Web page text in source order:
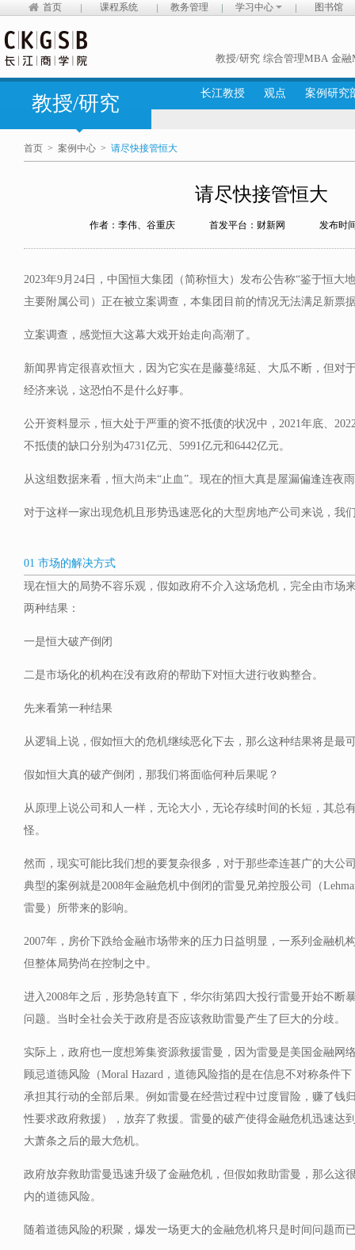
首页 课程系统 教务管理 学习中心 图书馆
教授/研究 综合管理MBA 金融
教授/研究 长江教授 观点 案例研究
首页 > 案例中心 > 请尽快接管恒大
请尽快接管恒大
作者：李伟、谷重庆 首发平台：财新网 发布时
2023年9月24日，中国恒大集团（简称恒大）发布公告称“鉴于恒大
主要附属公司）正在被立案调查，本集团目前的情况无法满足新票
立案调查，感觉恒大这幕大戏开始走向高潮了。
新闻界肯定很喜欢恒大，因为它实在是藤蔓绵延、大瓜不断，但对
经济来说，这恐怕不是什么好事。
公开资料显示，恒大处于严重的资不抵债的状况中，2021年底、
不抵债的缺口分别为4731亿元、5991亿元和6442亿元。
从这组数据来看，恒大尚未“止血”。现在的恒大真是屋漏偏逢连夜
对于这样一家出现危机且形势迅速恶化的大型房地产公司来说，我
01 市场的解决方式
现在恒大的局势不容乐观，假如政府不介入这场危机，完全由市场
两种结果：
一是恒大破产倒闭
二是市场化的机构在没有政府的帮助下对恒大进行收购整合。
先来看第一种结果
从逻辑上说，假如恒大的危机继续恶化下去，那么这种结果将是最
假如恒大真的破产倒闭，那我们将面临何种后果呢？
从原理上说公司和人一样，无论大小，无论存续时间的长短，其总
怪。
然而，现实可能比我们想的要复杂很多，对于那些牵连甚广的大公
典型的案例就是2008年金融危机中倒闭的雷曼兄弟控股公司（
雷曼）所带来的影响。
2007年，房价下跌给金融市场带来的压力日益明显，一系列金融机
但整体局势尚在控制之中。
进入2008年之后，形势急转直下，华尔街第四大投行雷曼开始不断
问题。当时全社会关于政府是否应该救助雷曼产生了巨大的分歧。
实际上，政府也一度想筹集资源救援雷曼，因为雷曼是美国金融网
顾忌道德风险（Moral Hazard，道德风险指的是在信息不对称条件
承担其行动的全部后果。例如雷曼在经营过程中过度冒险，赚了钱
性要求政府救援），放弃了救援。雷曼的破产使得金融危机迅速达
大萧条之后的最大危机。
政府放弃救助雷曼迅速升级了金融危机，但假如救助雷曼，那么这
内的道德风险。
随着道德风险的积聚，爆发一场更大的金融危机将只是时间问题而